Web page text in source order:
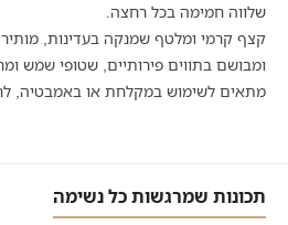
שלווה חמימה בכל רחצה.
קצף קרמי ומלטף שמנקה בעדינות,
ומבושם בתווים פירותיים, שטופי שמש
מתאים לשימוש במקלחת או באמבטיה,
תכונות שמרגשות כל נשימה